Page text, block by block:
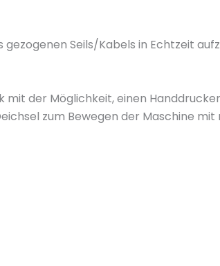
Seils/Kabels in Echtzeit
der Möglichkeit, einen
zum Bewegen der Maschine